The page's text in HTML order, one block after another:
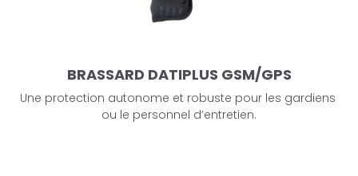
BRASSARD DATIPLUS GSM/GPS
Une protection autonome et robuste pour les gardiens
ou le personnel d’entretien.